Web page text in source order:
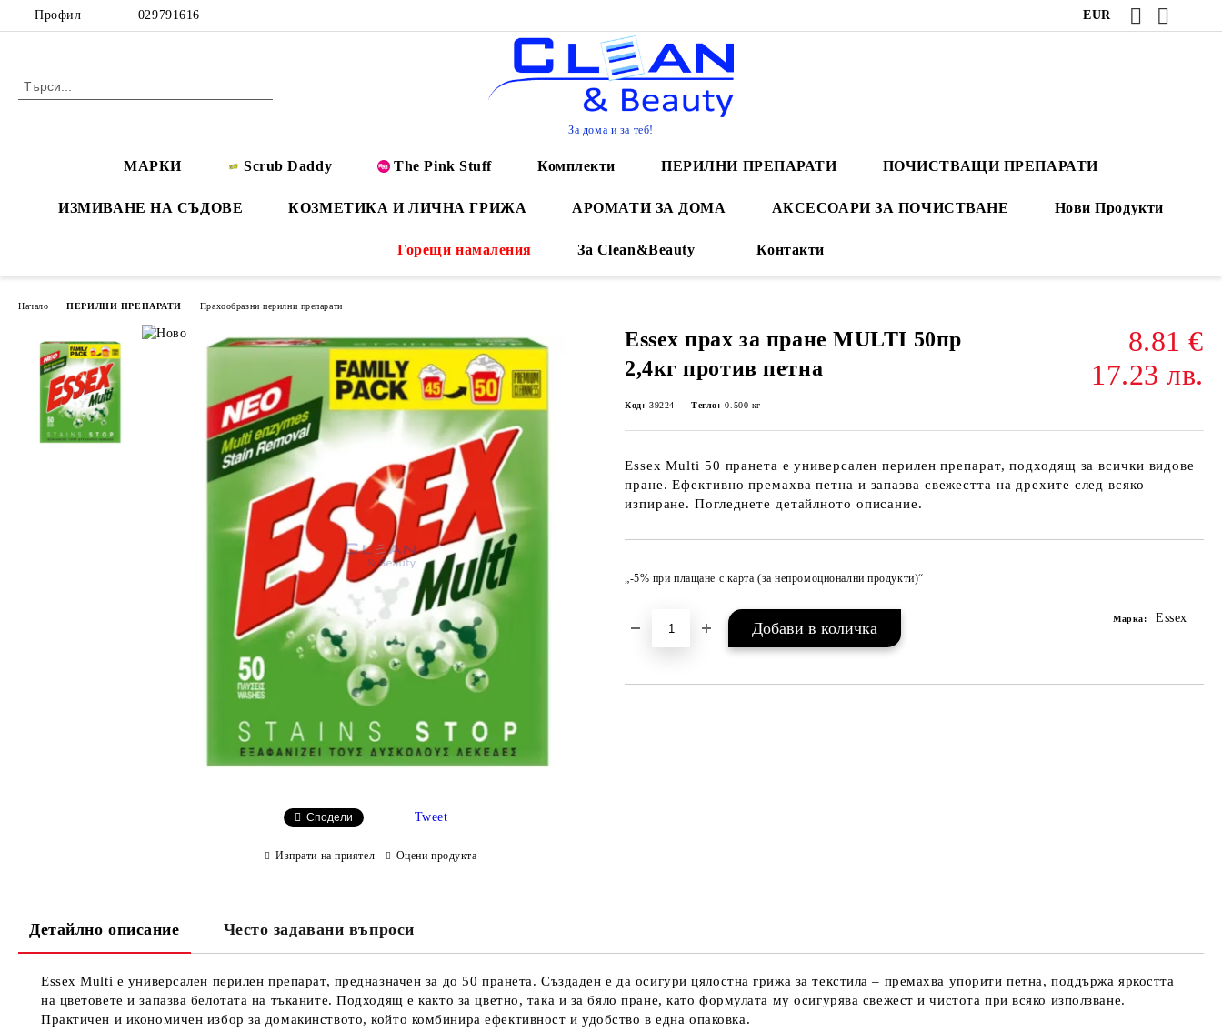
Профил 029791616 EUR
За дома и за теб!
МАРКИ Scrub Daddy The Pink Stuff Комплекти ПЕРИЛНИ ПРЕПАРАТИ ПОЧИСТВАЩИ ПРЕПАРАТИ
ИЗМИВАНЕ НА СЪДОВЕ КОЗМЕТИКА И ЛИЧНА ГРИЖА АРОМАТИ ЗА ДОМА АКСЕСОАРИ ЗА ПОЧИСТВАНЕ Нови Продукти
Горещи намаления За Clean&Beauty Контакти
Начало ПЕРИЛНИ ПРЕПАРАТИ Прахообразни перилни препарати
Essex прах за пране MULTI 50пр
2,4кг против петна
8.81 €
17.23 лв.
Код: 39224 Тегло: 0.500 кг
Essex Multi 50 пранета е универсален перилен препарат, подходящ за всички видове
пране. Ефективно премахва петна и запазва свежестта на дрехите след всяко
изпиране. Погледнете детайлното описание.
„-5% при плащане с карта (за непромоционални продукти)“
Марка: Essex
Сподели Tweet
Изпрати на приятел Оцени продукта
Детайлно описание Често задавани въпроси
Essex Multi е универсален перилен препарат, предназначен за до 50 пранета. Създаден е да осигури цялостна грижа за текстила – премахва упорити петна, поддържа яркостта
на цветовете и запазва белотата на тъканите. Подходящ е както за цветно, така и за бяло пране, като формулата му осигурява свежест и чистота при всяко използване.
Практичен и икономичен избор за домакинството, който комбинира ефективност и удобство в една опаковка.